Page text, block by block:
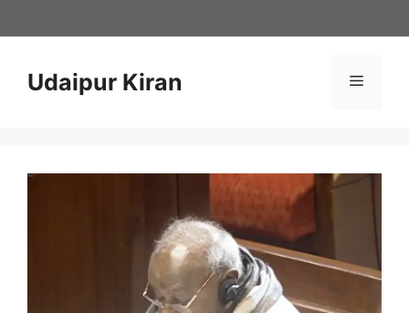
to
Udaipur Kiran Menu